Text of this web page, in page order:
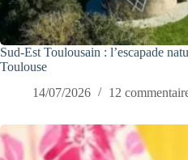
Sud-Est Toulousain : l’escapade
Toulouse
14/07/2026
12